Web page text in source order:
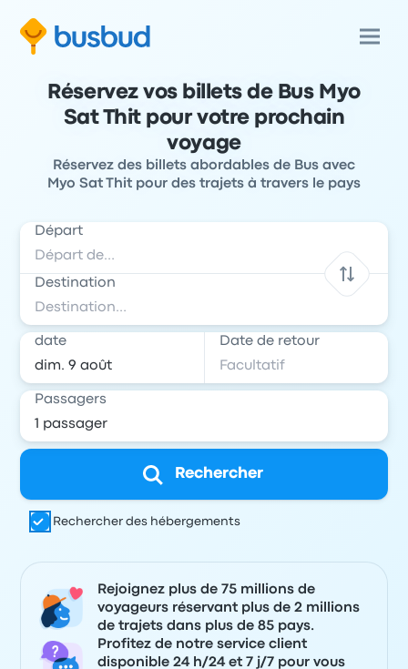
Réservez vos billets de Bus Myo
Sat Thit pour votre prochain
voyage
Réservez des billets abordables de Bus avec
Myo Sat Thit pour des trajets à travers le pays
Départ
Destination
date Date de retour
Passagers
Rechercher
Rechercher des hébergements
Rejoignez plus de 75 millions de
voyageurs réservant plus de 2 millions
de trajets dans plus de 85 pays.
Profitez de notre service client
disponible 24 h/24 et 7 j/7 pour vous